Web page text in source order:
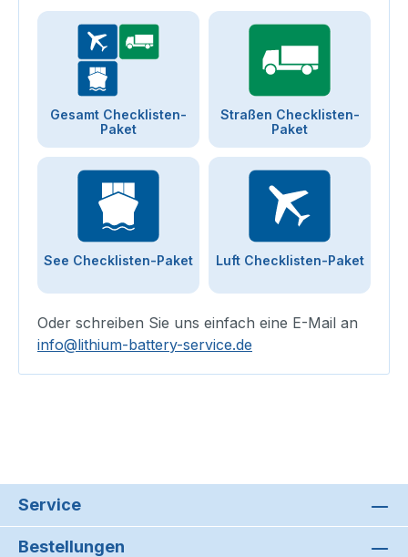
Gesamt Checklisten-
Paket
Straßen Checklisten-
Paket
See Checklisten-Paket Luft Checklisten-Paket
Oder schreiben Sie uns einfach eine E-Mail an
info@lithium-battery-service.de
Service
Bestellungen